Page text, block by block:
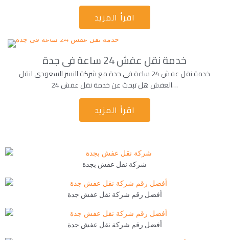
اقرأ المزيد
خدمة نقل عفش 24 ساعة فى جدة
خدمة نقل عفش 24 ساعة فى جدة مع شركة النسر السعودي لنقل
العفش هل تبحث عن خدمة نقل عفش 24…
اقرأ المزيد
شركة نقل عفش بجدة
أفضل رقم شركة نقل عفش جدة
أفضل رقم شركة نقل عفش جدة